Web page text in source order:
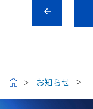
お知らせ